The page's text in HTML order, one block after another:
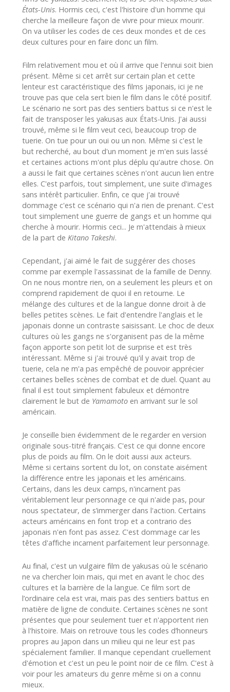
États-Unis. Hormis ceci, c'est l'histoire d'un homme qui
cherche la meilleure façon de vivre pour mieux mourir.
On va utiliser les codes de ces deux mondes et de ces
deux cultures pour en faire donc un film.
Film relativement mou et où il arrive que l'ennui soit bien
présent. Même si cet arrêt sur certain plan et cette
lenteur est caractéristique des films japonais, ici je ne
trouve pas que cela sert bien le film dans le côté positif.
Le scénario ne sort pas des sentiers battus si ce n'est le
fait de transposer les yakusas aux États-Unis. J'ai aussi
trouvé, même si le film veut ceci, beaucoup trop de
tuerie. On tue pour un oui ou un non. Même si c'est le
but recherché, au bout d'un moment je m'en suis lassé
et certaines actions m'ont plus déplu qu'autre chose. On
a aussi le fait que certaines scènes n'ont aucun lien entre
elles. C'est parfois, tout simplement, une suite d'images
sans intérêt particulier. Enfin, ce que j'ai trouvé
dommage c'est ce scénario qui n'a rien de prenant. C'est
tout simplement une guerre de gangs et un homme qui
cherche à mourir. Hormis ceci... Je m'attendais à mieux
de la part de Kitano Takeshi.
Cependant, j'ai aimé le fait de suggérer des choses
comme par exemple l'assassinat de la famille de Denny.
On ne nous montre rien, on a seulement les pleurs et on
comprend rapidement de quoi il en retourne. Le
mélange des cultures et de la langue donne droit à de
belles petites scènes. Le fait d'entendre l'anglais et le
japonais donne un contraste saisissant. Le choc de deux
cultures où les gangs ne s'organisent pas de la même
façon apporte son petit lot de surprise et est très
intéressant. Même si j'ai trouvé qu'il y avait trop de
tuerie, cela ne m'a pas empêché de pouvoir apprécier
certaines belles scènes de combat et de duel. Quant au
final il est tout simplement fabuleux et démontre
clairement le but de Yamamoto en arrivant sur le sol
américain.
Je conseille bien évidemment de le regarder en version
originale sous-titré français. C'est ce qui donne encore
plus de poids au film. On le doit aussi aux acteurs.
Même si certains sortent du lot, on constate aisément
la différence entre les japonais et les américains.
Certains, dans les deux camps, n'incarnent pas
véritablement leur personnage ce qui n'aide pas, pour
nous spectateur, de s’immerger dans l'action. Certains
acteurs américains en font trop et a contrario des
japonais n'en font pas assez. C'est dommage car les
têtes d'affiche incarnent parfaitement leur personnage.
Au final, c'est un vulgaire film de yakusas où le scénario
ne va chercher loin mais, qui met en avant le choc des
cultures et la barrière de la langue. Ce film sort de
l’ordinaire cela est vrai, mais pas des sentiers battus en
matière de ligne de conduite. Certaines scènes ne sont
présentes que pour seulement tuer et n'apportent rien
à l'histoire. Mais on retrouve tous les codes d’honneurs
propres au Japon dans un milieu qui ne leur est pas
spécialement familier. Il manque cependant cruellement
d'émotion et c'est un peu le point noir de ce film. C'est à
voir pour les amateurs du genre même si on a connu
mieux.